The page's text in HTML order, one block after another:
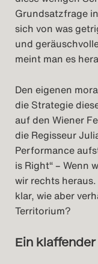
Grundsatzfrage
sich von was
und
meint man es
Den eigenen
die Strategie
auf den Wiener
die Regisseur
Performance
is Right“ – Wenn
wir rechts
klar, wie aber
Territorium?
Ein